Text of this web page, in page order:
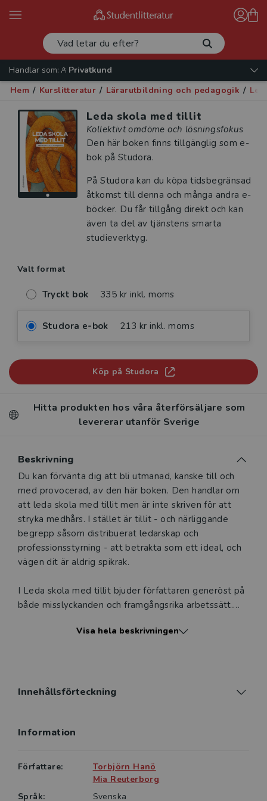
Handlar som:
Privatkund
Hem / Kurslitteratur / Lärarutbildning och pedagogik /
Leda skola med tillit
Kollektivt omdöme och lösningsfokus
Den här boken finns tillgänglig som e-
bok på Studora.
På Studora kan du köpa tidsbegränsad
åtkomst till denna och många andra e-
böcker. Du får tillgång direkt och kan
även ta del av tjänstens smarta
studieverktyg.
Valt format
Tryckt bok 335 kr inkl. moms
Studora e-bok 213 kr inkl. moms
Köp på Studora
Hitta produkten hos våra återförsäljare som
levererar utanför Sverige
Beskrivning
Beskrivning
Du kan förvänta dig att bli utmanad, kanske till och
med provocerad, av den här boken. Den handlar om
att leda skola med tillit men är inte skriven för att
stryka medhårs. I stället är tillit - och närliggande
begrepp såsom distribuerat ledarskap och
professionsstyrning - att betrakta som ett ideal, och
vägen dit är aldrig spikrak.
I Leda skola med tillit bjuder författaren generöst på
både misslyckanden och framgångsrika arbetssätt.
horisonter, filosofiskt och samtidigt väldigt konkret,
utgör nyckelbegrepp i sammanhanget ​samt vikten av
Leda skola med tillit vänder sig till verksamma inom
ledningsuppdrag.
“Den här boken är en fascinerande berättelse om
Visa hela beskrivningen
Innehållsförteckning
Information
Författare:
Torbjörn Hanö
Mia Reuterborg
Språk:
Svenska